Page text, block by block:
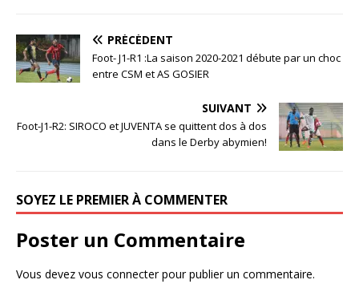
PRÉCÉDENT
Foot- J1-R1 :La saison 2020-2021 débute par un choc
entre CSM et AS GOSIER
SUIVANT
Foot-J1-R2: SIROCO et JUVENTA se quittent dos à dos
dans le Derby abymien!
SOYEZ LE PREMIER À COMMENTER
Poster un Commentaire
Vous devez vous connecterpour publier un commentaire.